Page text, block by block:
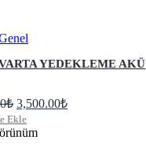
YEDEKLEME AKÜ
₺ 3,500.00₺
Ekle